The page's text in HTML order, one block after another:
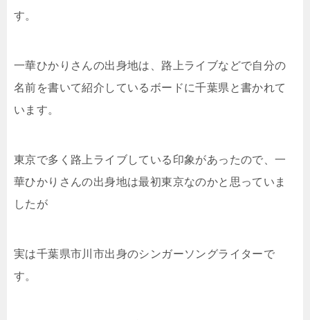
す。
一華ひかりさんの出身地は、路上ライブなどで自分の
名前を書いて紹介しているボードに千葉県と書かれて
います。
東京で多く路上ライブしている印象があったので、一
華ひかりさんの出身地は最初東京なのかと思っていま
したが
実は千葉県市川市出身のシンガーソングライターで
す。